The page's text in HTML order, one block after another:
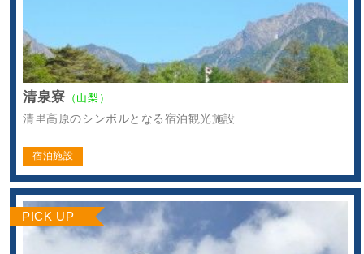
清泉寮 （山梨）
清里高原のシンボルとなる宿泊観光施設
宿泊施設
PICK UP